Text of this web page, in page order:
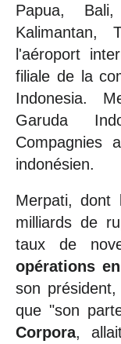
Papua,
Kalimantan,
l'aéroport
filiale de la
Indonesia.
Garuda
Compagnies
indonésien.
Merpati,
milliards de
taux de
opérations
son
que "son
Corpora,